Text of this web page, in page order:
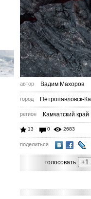
автор Вадим Махоров
город Петропавловск-
регион Камчатский край
13 0 2683
поделиться
голосовать